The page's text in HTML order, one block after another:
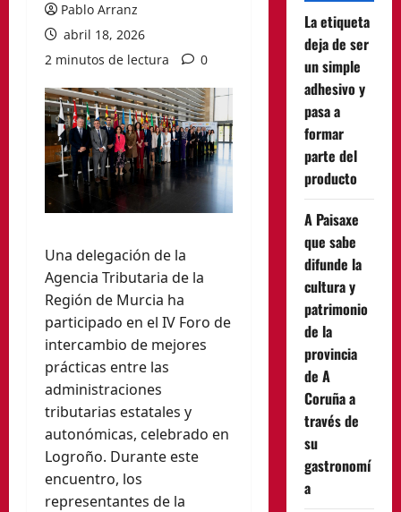
Pablo Arranz
abril 18, 2026
2 minutos de lectura
0
Una delegación de la
Agencia Tributaria de la
Región de Murcia ha
participado en el IV Foro de
intercambio de mejores
prácticas entre las
administraciones
tributarias estatales y
autonómicas, celebrado en
Logroño. Durante este
encuentro, los
representantes de la
La etiqueta
deja de ser
un simple
adhesivo y
pasa a
formar
parte del
producto
A Paisaxe
que sabe
difunde la
cultura y
patrimonio
de la
provincia
de A
Coruña a
través de
su
gastronomí
a